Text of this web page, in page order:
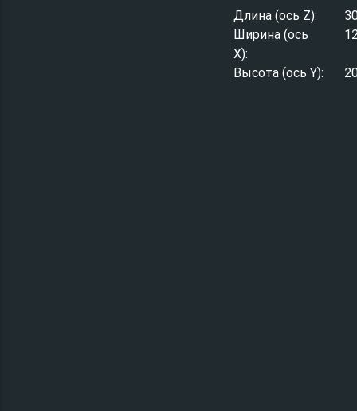
Длина (ось Z):
Ширина (ось
X):
Высота (ось Y):